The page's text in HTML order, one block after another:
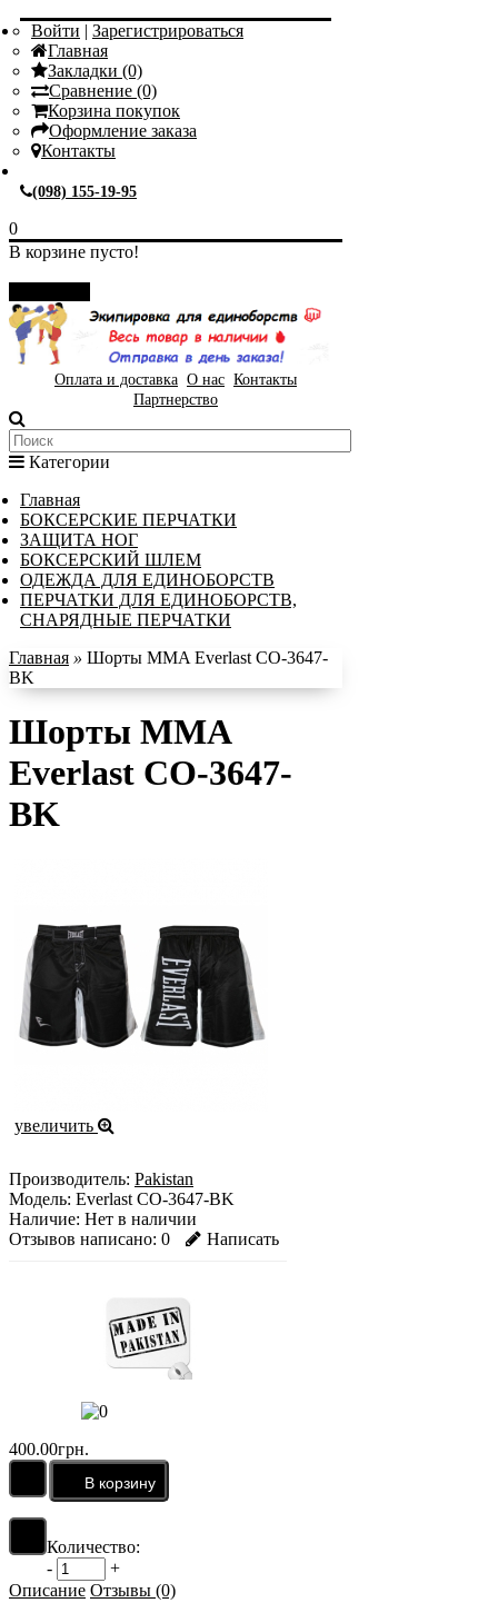
Войти | Зарегистрироваться
Главная
Закладки (0)
Сравнение (0)
Корзина покупок
Оформление заказа
Контакты
(098) 155-19-95
0
В корзине пусто!
Оплата и доставка О нас Контакты
Партнерство
Категории
Главная
БОКСЕРСКИЕ ПЕРЧАТКИ
ЗАЩИТА НОГ
БОКСЕРСКИЙ ШЛЕМ
ОДЕЖДА ДЛЯ ЕДИНОБОРСТВ
ПЕРЧАТКИ ДЛЯ ЕДИНОБОРСТВ,
СНАРЯДНЫЕ ПЕРЧАТКИ
Главная » Шорты MMA Everlast CO-3647-
BK
Шорты MMA
Everlast CO-3647-
BK
увеличить
Производитель: Pakistan
Модель: Everlast CO-3647-BK
Наличие: Нет в наличии
Отзывов написано: 0 Написать
400.00грн.
Количество:
-
+
Описание Отзывы (0)